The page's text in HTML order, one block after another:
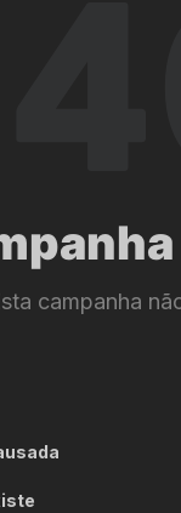
campanha